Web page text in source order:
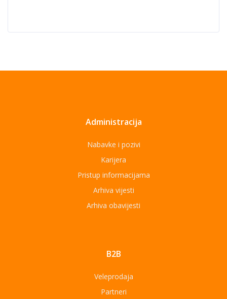
Administracija
Nabavke i pozivi
Karijera
Pristup informacijama
Arhiva vijesti
Arhiva obavijesti
B2B
Veleprodaja
Partneri